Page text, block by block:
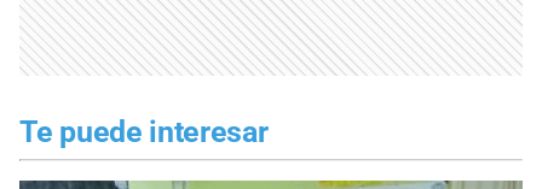
Te puede interesar